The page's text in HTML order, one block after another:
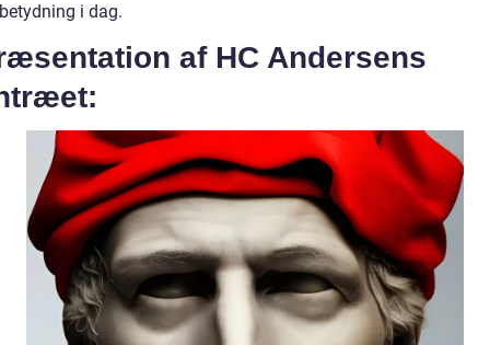
i dag.
af HC Andersens